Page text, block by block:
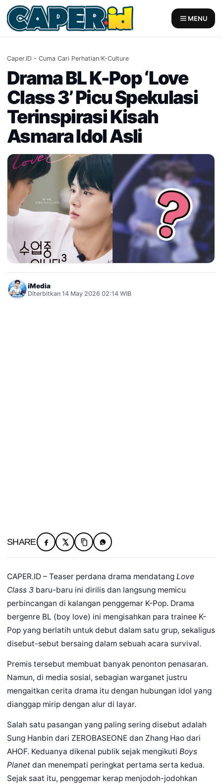
Skip
to
content
MENU
Caper.ID - Cuma Cari Perhatian/K-Culture
Drama BL K-Pop ‘Love
Class 3’ Picu Spekulasi
Terinspirasi Kisah
Asmara Idol Asli
iMedia
Diterbitkan 14 May 2026 02:14 WIB
SHARE
CAPER.ID – Teaser perdana drama mendatang Love
Class 3 baru-baru ini dirilis dan langsung memicu
perbincangan di kalangan penggemar K-Pop. Drama
bergenre BL (boy love) ini mengisahkan para trainee K-
Pop yang berlatih untuk debut dalam satu grup, sekaligus
disebut-sebut bersaing dalam sebuah acara survival.
Premis tersebut membuat banyak penonton penasaran.
Namun, di media sosial, sebagian warganet justru
mengaitkan cerita drama itu dengan hubungan idol yang
dianggap mirip dengan alur di layar.
Salah satu pasangan yang paling sering disebut adalah
Sung Hanbin dari ZEROBASEONE dan Zhang Hao dari
AHOF. Keduanya dikenal publik sejak mengikuti Boys
Planet dan menempati peringkat pertama serta kedua.
Sejak saat itu, penggemar kerap menjodoh-jodohkan